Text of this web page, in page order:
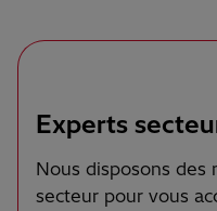
Experts
Nous disposons
secteur pour vous